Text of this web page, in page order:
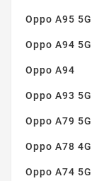
Oppo A95 5G
Oppo A94 5G
Oppo A94
Oppo A93 5G
Oppo A79 5G
Oppo A78 4G
Oppo A74 5G